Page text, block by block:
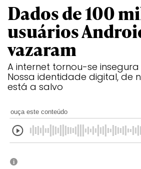
Dados de 100
usuários
vazaram
A internet tornou-se
Nossa identidade digital, de
está a salvo
ouça este conteúdo
i